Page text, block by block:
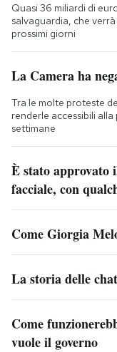
Quasi 36 miliardi di
salvaguardia, che
prossimi giorni
La Camera ha
Tra le molte proteste
renderle accessibili
settimane
È stato approvato
facciale, con
Come Giorgia
La storia delle
Come
vuole il governo